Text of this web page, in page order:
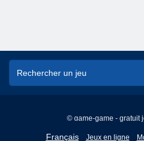
© game-game - gratuit
Français
English
Jeux en ligne